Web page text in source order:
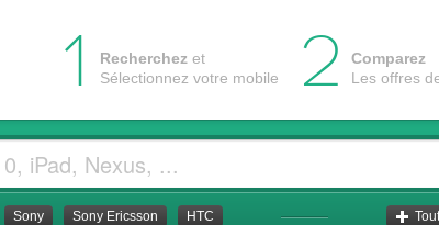
2
Comparez
Les offres
1 Recherchez et
Sélectionnez votre mobile
Sony Sony Ericsson HTC